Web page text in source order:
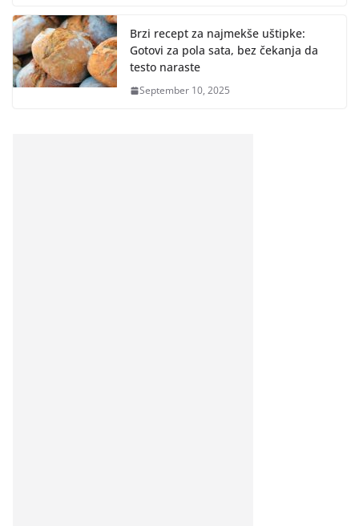
Brzi recept za najmekše uštipke:
Gotovi za pola sata, bez čekanja da
testo naraste
September 10, 2025